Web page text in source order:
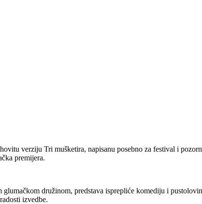
verziju Tri mušketira, napisanu posebno za festival i
premijera.
družinom, predstava isprepliće komediju i
izvedbe.